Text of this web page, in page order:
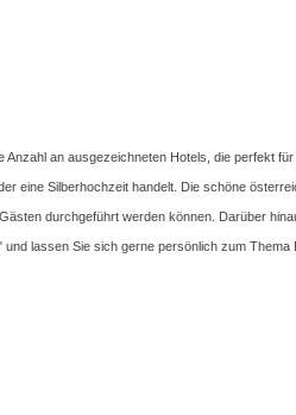
an ausgezeichneten Hotels, die perfekt
Silberhochzeit handelt. Die schöne
durchgeführt werden können. Darüber
lassen Sie sich gerne persönlich zum